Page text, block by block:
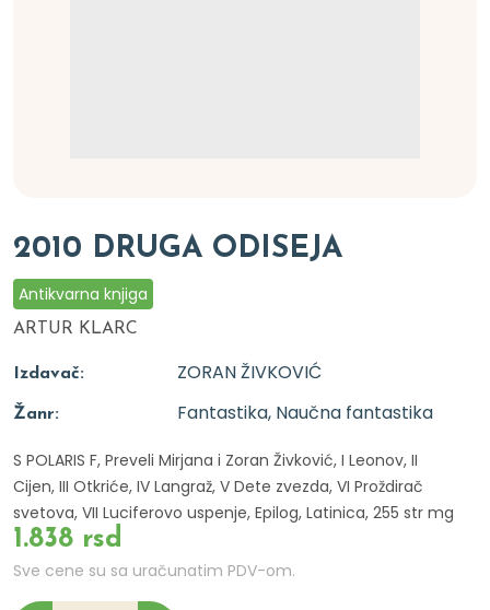
2010 DRUGA ODISEJA
Antikvarna knjiga
ARTUR KLARC
Izdavač: ZORAN ŽIVKOVIĆ
Žanr: Fantastika, Naučna fantastika
S POLARIS F, Preveli Mirjana i Zoran Živković, I Leonov, II
Cijen, III Otkriće, IV Langraž, V Dete zvezda, VI Proždirač
svetova, VII Luciferovo uspenje, Epilog, Latinica, 255 str mg
1.838 rsd
Sve cene su sa uračunatim PDV-om.